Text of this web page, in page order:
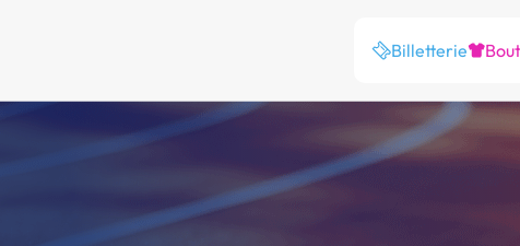
Billetterie